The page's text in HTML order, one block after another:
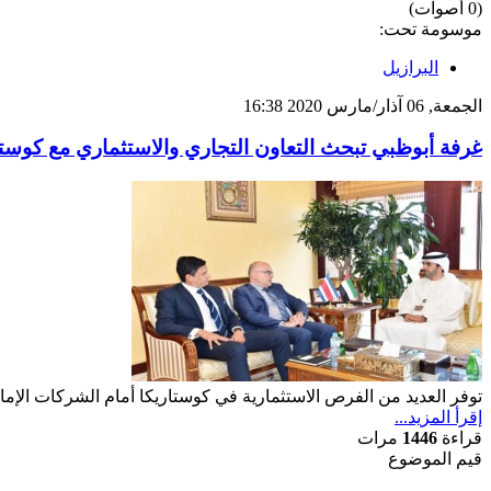
(0 أصوات)
موسومة تحت:
البرازيل
الجمعة, 06 آذار/مارس 2020 16:38
غرفة أبوظبي تبحث التعاون التجاري والاستثماري مع
توفر العديد من الفرص الاستثمارية في كوستاريكا أمام الشركات
إقرأ المزيد...
قراءة 1446 مرات
قيم الموضوع